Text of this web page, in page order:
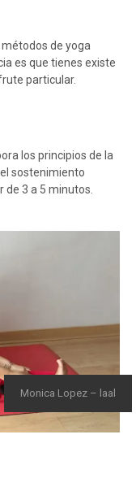
de yoga
es que tienes existe
particular.
los principios de la
sostenimiento
3 a 5 minutos.
Monica Lopez – laal